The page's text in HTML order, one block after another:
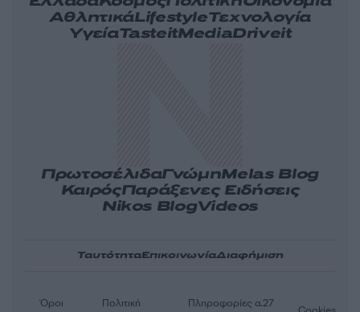
ΑθλητικάLifestyleΤεχνολογία
ΥγείαTasteitMediaDriveit
ΠρωτοσέλιδαΓνώμηMelas Blog
ΚαιρόςΠαράξενες Ειδήσεις
Nikos BlogVideos
ΤαυτότηταΕπικοινωνίαΔιαφήμιση
Όροι
Πολιτική
Πληροφορίες α.27